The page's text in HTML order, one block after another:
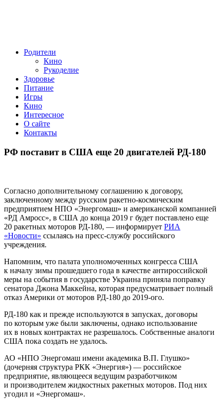
Родители
Кино
Рукоделие
Здоровье
Питание
Игры
Кино
Интересное
О сайте
Контакты
РФ поставит в США еще 20 двигателей РД-180
Согласно дополнительному соглашению к договору,
заключенному между русским ракетно-космическим
предприятием НПО «Энергомаш» и американской компанией
«РД Амросс», в США до конца 2019 г будет поставлено еще
20 ракетных моторов РД-180, — информирует РИА
«Новости» ссылаясь на пресс-службу российского
учреждения.
Напомним, что палата уполномоченных конгресса США
к началу зимы прошедшего года в качестве антироссийской
меры на события в государстве Украина приняла поправку
сенатора Джона Маккейна, которая предусматривает полный
отказ Америки от моторов РД-180 до 2019-ого.
РД-180 как и прежде используются в запусках, договоры
по которым уже были заключены, однако использование
их в новых контрактах не разрешалось. Собственные аналоги
США пока создать не удалось.
АО «НПО Энергомаш имени академика В.П. Глушко»
(дочерняя структура РКК «Энергия») — российское
предприятие, являющееся ведущим разработчиком
и производителем жидкостных ракетных моторов. Под них
угодил и «Энергомаш».